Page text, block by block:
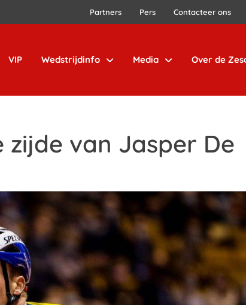
Partners Pers Contacteer ons
VIP Wedstrijdinfo Media Over de
zijde van Jasper De